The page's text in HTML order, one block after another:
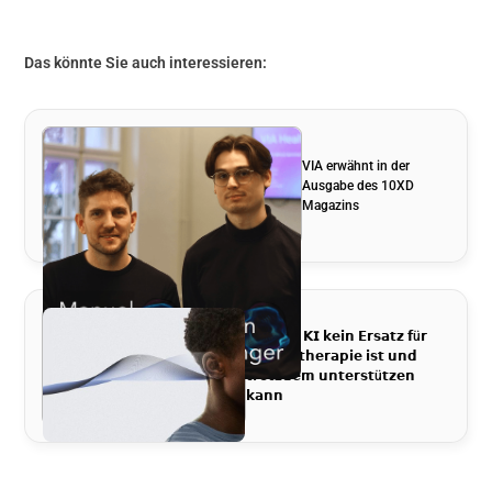
Das könnte Sie auch interessieren:
VIA erwähnt in der
Ausgabe des 10XD
Magazins
𝗪𝗮𝗿𝘂𝗺 𝗞𝗜 𝗸𝗲𝗶𝗻 𝗘𝗿𝘀𝗮𝘁𝘇 𝗳ü𝗿
𝗣𝘀𝘆𝗰𝗵𝗼𝘁𝗵𝗲𝗿𝗮𝗽𝗶𝗲 𝗶𝘀𝘁 𝘂𝗻𝗱
𝘁𝗿𝗼𝘁𝘇𝗱𝗲𝗺 𝘂𝗻𝘁𝗲𝗿𝘀𝘁ü𝘁𝘇𝗲𝗻
𝗸𝗮𝗻𝗻